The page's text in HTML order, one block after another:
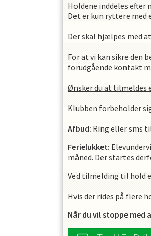
Holdene inddeles efter
Det er kun ryttere med
Der skal hjælpes med
For at vi kan sikre den
forudgående kontakt
Ønsker du at tilmeldes
Klubben forbeholder
Afbud: Ring eller sms
Ferielukket:
måned. Der startes
Ved tilmelding til hold
Hvis der rides på flere
Når du vil stoppe med